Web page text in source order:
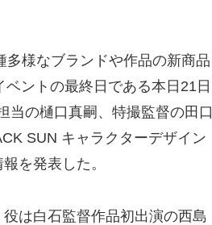
様なブランドや作品の新商品
ントの最終⽇である本⽇21日
当の樋⼝真嗣、特撮監督の⽥⼝
SUN キャラクターデザイン
を発表した。
は⽩⽯監督作品初出演の⻄島